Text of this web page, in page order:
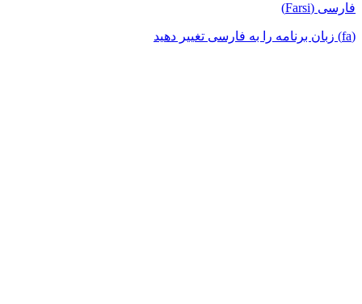
فارسی (Farsi)
(fa) زبان برنامه را به فارسی تغییر دهید